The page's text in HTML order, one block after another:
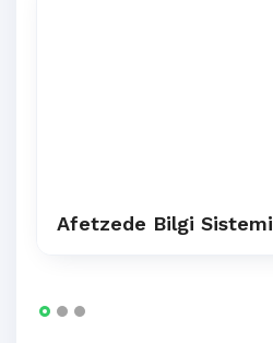
Afetzede Bilgi Sistemi